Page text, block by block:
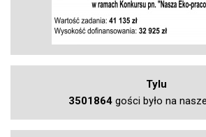
Tylu
3501864 gości było na